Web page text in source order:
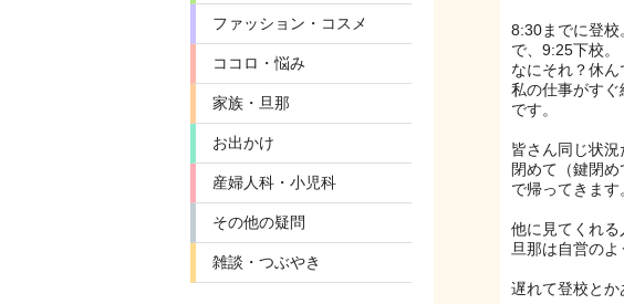
ファッション・コスメ
ココロ・悩み
家族・旦那
お出かけ
産婦人科・小児科
その他の疑問
雑談・つぶやき
8:30までに登校
で、9:25下校。
なにそれ？休ん
私の仕事がす
です。
皆さん同じ状
閉めて（鍵閉
で帰ってきます
他に見てくれる
旦那は自営の
遅れて登校とか